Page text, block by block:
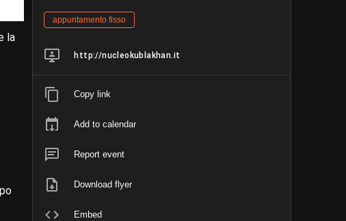
la
appuntamento fisso
http://nucleokublakhan.it
Copy link
Add to calendar
Report event
Download flyer
Embed